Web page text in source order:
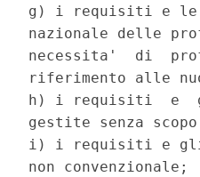
g) i requisiti e
nazionale delle
necessita'  di
riferimento alle
h) i requisiti  e
gestite senza
i) i requisiti e gli
non convenzionale;